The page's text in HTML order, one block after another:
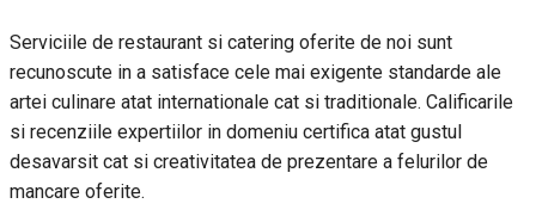
Serviciile de restaurant si catering oferite de noi sunt
recunoscute in a satisface cele mai exigente standarde ale
artei culinare atat internationale cat si traditionale. Calificarile
si recenziile expertiilor in domeniu certifica atat gustul
desavarsit cat si creativitatea de prezentare a felurilor de
mancare oferite.